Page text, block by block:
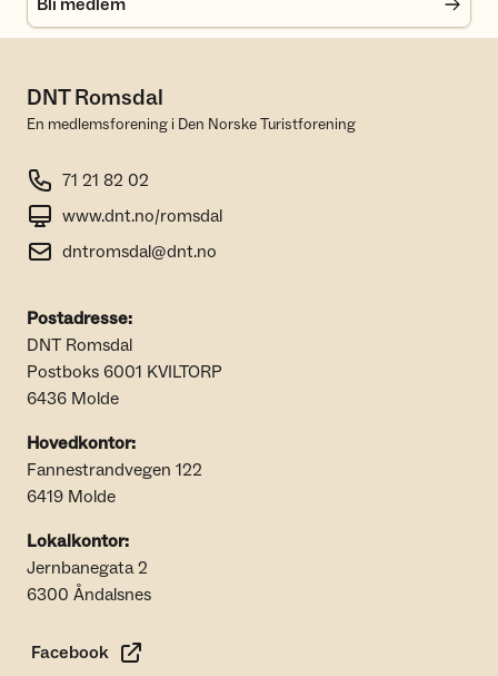
Bli medlem
DNT Romsdal
En medlemsforening i Den Norske Turistforening
71 21 82 02
www.dnt.no/romsdal
dntromsdal@dnt.no
Postadresse:
DNT Romsdal
Postboks 6001 KVILTORP
6436 Molde
Hovedkontor:
Fannestrandvegen 122
6419 Molde
Lokalkontor:
Jernbanegata 2
6300 Åndalsnes
Facebook